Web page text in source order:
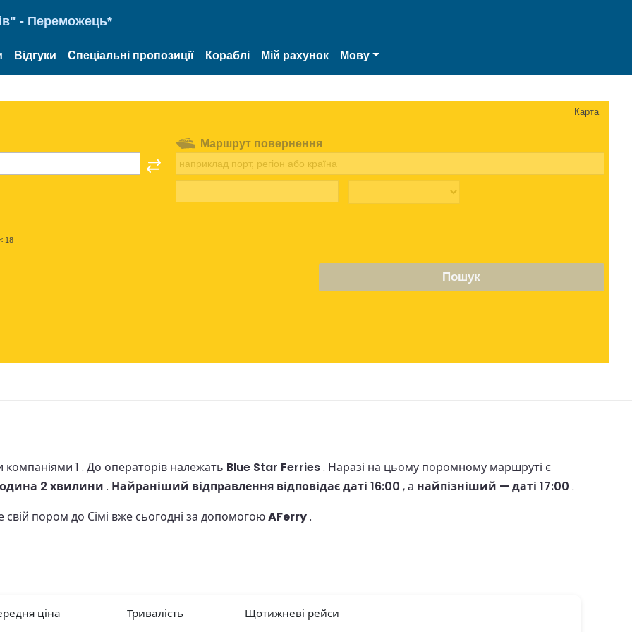
- Переможець*
Відгуки Спеціальні пропозиції Кораблі Мій рахунок Мову
Карта
18
Маршрут повернення
Пошук
1 . До операторів належать Blue Star Ferries. Наразі на цьому поромному маршруті є
2 хвилини . Найраніший відправлення відповідає даті 16:00 , а найпізніший — даті 17:00 .
свій пором до Сімі вже сьогодні за допомогоюAFerry.
ціна Тривалість Щотижневі рейси